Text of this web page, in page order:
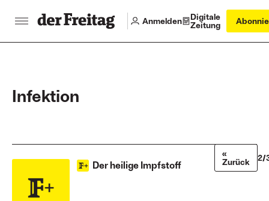
Anmelden
Digitale
Zeitung
Infektion
Der heilige Impfstoff
«
Zurück
2/